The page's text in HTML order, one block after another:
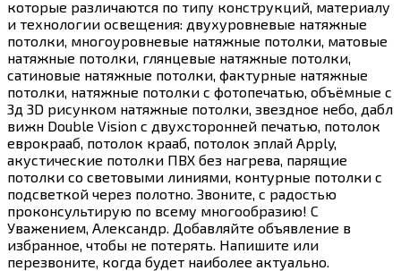
которые различаются по типу конструкций, материалу
и технологии освещения: двухуровневые натяжные
потолки, многоуровневые натяжные потолки, матовые
натяжные потолки, глянцевые натяжные потолки,
сатиновые натяжные потолки, фактурные натяжные
потолки, натяжные потолки с фотопечатью, объёмные с
3д 3D рисунком натяжные потолки, звездное небо, дабл
вижн Double Vision с двухсторонней печатью, потолок
еврокрааб, потолок крааб, потолок эплай Apply,
акустические потолки ПВХ без нагрева, парящие
потолки со световыми линиями, контурные потолки с
подсветкой через полотно. Звоните, с радостью
проконсультирую по всему многообразию! С
Уважением, Александр. Добавляйте объявление в
избранное, чтобы не потерять. Напишите или
перезвоните, когда будет наиболее актуально.